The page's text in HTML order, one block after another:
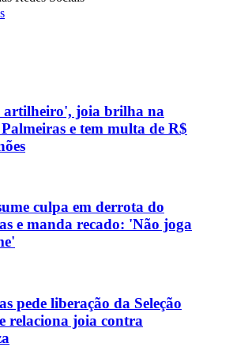
artilheiro', joia brilha na
e tem multa de R$
culpa em derrota do
e manda recado: 'Não joga
pede liberação da Seleção
relaciona joia contra